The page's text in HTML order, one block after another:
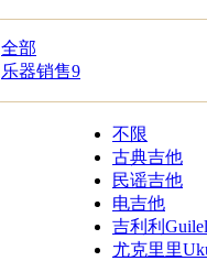
全部
乐器销售9
不限
古典吉他
民谣吉他
电吉他
吉利利
尤克里里